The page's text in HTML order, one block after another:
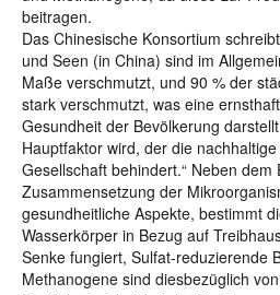
beitragen.
Das Chinesische Konsortium
und Seen (in China) sind im
Maße verschmutzt, und 90 % der
stark verschmutzt, was eine
Gesundheit der Bevölkerung
Hauptfaktor wird, der die
Gesellschaft behindert.“ Neben dem
Zusammensetzung der
gesundheitliche Aspekte, bestimmt
Wasserkörper in Bezug auf
Senke fungiert, Sulfat-reduzierende
Methanogene sind diesbezüglich